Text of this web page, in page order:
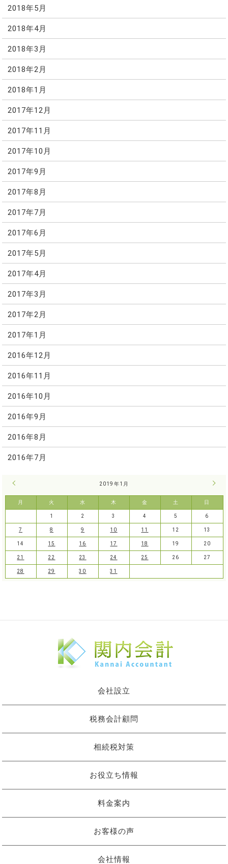
2018年5月
2018年4月
2018年3月
2018年2月
2018年1月
2017年12月
2017年11月
2017年10月
2017年9月
2017年8月
2017年7月
2017年6月
2017年5月
2017年4月
2017年3月
2017年2月
2017年1月
2016年12月
2016年11月
2016年10月
2016年9月
2016年8月
2016年7月
2019年1月
月 火 水 木 金 土 日
2月
1 2 3 4 5 6
7 8 9 10 11 12 13
14 15 16 17 18 19 20
21 22 23 24 25 26 27
28 29 30 31
会社設立
税務会計顧問
相続税対策
お役立ち情報
料金案内
お客様の声
会社情報